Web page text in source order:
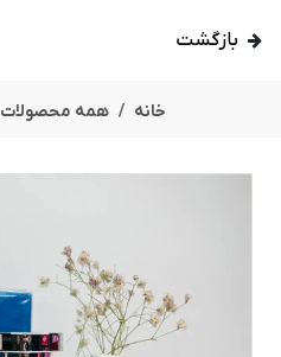
بازگشت
خانه همه محصولات